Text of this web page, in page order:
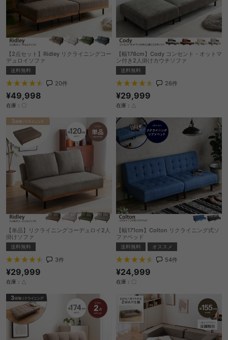
【2点セット】Ridley リクライニングコー
デュロイソファ
送料無料
20件
¥49,998
在庫：〇
【幅178cm】Cody コンセント・オットマ
ン付き2人掛けカウチソファ
送料無料
26件
¥29,999
在庫：△
【単品】リクライニングコーデュロイ2人
掛けソファ
送料無料
3件
¥29,999
在庫：△
【幅171cm】Colton リクライニング式ソ
ファベッド
送料無料 オススメ
54件
¥24,999
在庫：〇